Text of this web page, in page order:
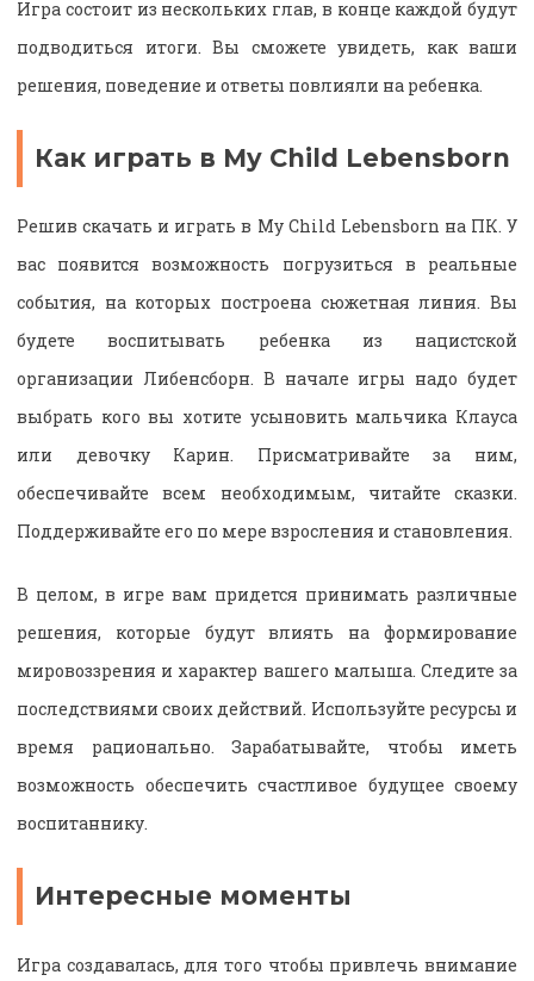
Игра состоит из нескольких глав, в конце каждой будут
подводиться итоги. Вы сможете увидеть, как ваши
решения, поведение и ответы повлияли на ребенка.
Как играть в My Child Lebensborn
Решив скачать и играть в My Child Lebensborn на ПК. У
вас появится возможность погрузиться в реальные
события, на которых построена сюжетная линия. Вы
будете воспитывать ребенка из нацистской
организации Либенсборн. В начале игры надо будет
выбрать кого вы хотите усыновить мальчика Клауса
или девочку Карин. Присматривайте за ним,
обеспечивайте всем необходимым, читайте сказки.
Поддерживайте его по мере взросления и становления.
В целом, в игре вам придется принимать различные
решения, которые будут влиять на формирование
мировоззрения и характер вашего малыша. Следите за
последствиями своих действий. Используйте ресурсы и
время рационально. Зарабатывайте, чтобы иметь
возможность обеспечить счастливое будущее своему
воспитаннику.
Интересные моменты
Игра создавалась, для того чтобы привлечь внимание